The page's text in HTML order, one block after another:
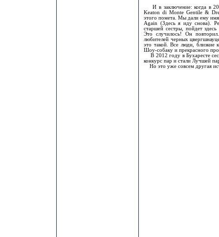
И в заключение: когда в
Keaton di Monte Gentile &
этого помета. Мы дали ему
Again (Здесь я иду снова).
старшей сестры, пойдет
Это случилось! Он
любителей черных
это такой. Все люди,
Шоу-собаку и прекрасного
В 2012 году в Бухаресте
конкурс пар и стали Лучшей
Но это уже совсем другая